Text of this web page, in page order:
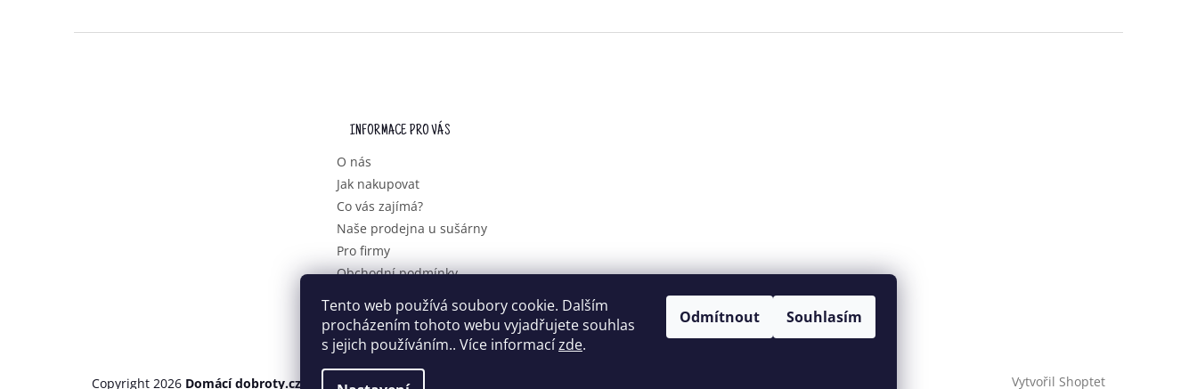
Tento web používá soubory cookie. Dalším
procházením tohoto webu vyjadřujete souhlas
s jejich používáním.. Více informacízde.
Odmítnout Souhlasím
INFORMACE PRO VÁS
O nás
Jak nakupovat
Co vás zajímá?
Naše prodejna u sušárny
Pro firmy
Obchodní podmínky
osobních údajů
Vytvořil Shoptet
Copyright 2026 Domácí dobroty.cz . Všechna práva vyhrazena.